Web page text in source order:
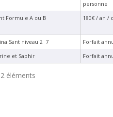
personne
Formule A ou B 180€ / an /
Sant niveau 2  7 Forfait
et Saphir Forfait
éléments